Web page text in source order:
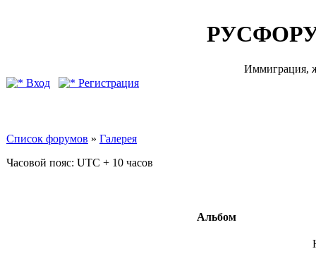
Иммиграция,
Вход
Регистрация
Список форумов » Галерея
Часовой пояс: UTC + 10 часов
Альбом